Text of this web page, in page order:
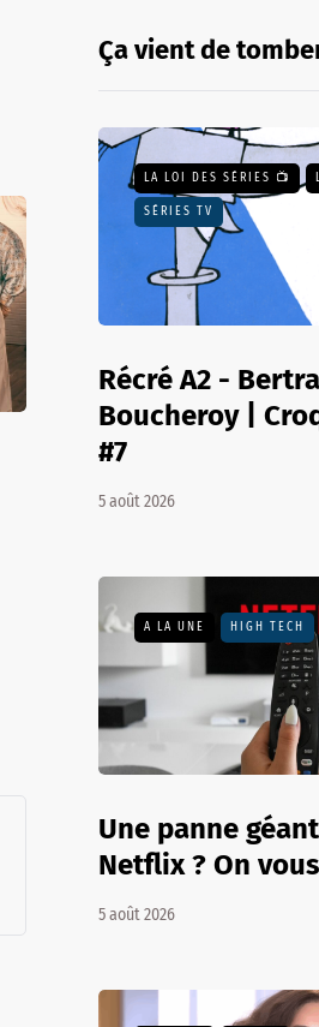
Ça vient de
LA LOI DES SÉRIES 📺
SÉRIES TV
Récré A2 -
Boucheroy |
#7
5 août 2026
A LA UNE HIGH TECH
Une panne
Netflix ? On
5 août 2026